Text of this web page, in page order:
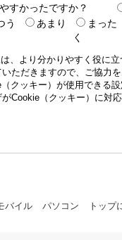
すかったですか？
う あまり
まった
く
、より分かりやすく役に
ただきますので、ご協力
クッキー）が使用できる
Cookie（クッキー）に対
バイル パソコン トップ